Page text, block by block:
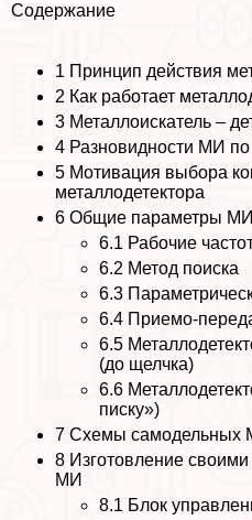
Содержание
1 Принцип действия
2 Как работает
3 Металлоискатель –
4 Разновидности МИ
5 Мотивация выбора
металлодетектора
6 Общие параметры МИ
6.1 Рабочие
6.2 Метод поиска
6.3
6.4 Приемо-
6.5
(до щелчка)
6.6
писку»)
7 Схемы самодельных
8 Изготовление
МИ
8.1 Блок